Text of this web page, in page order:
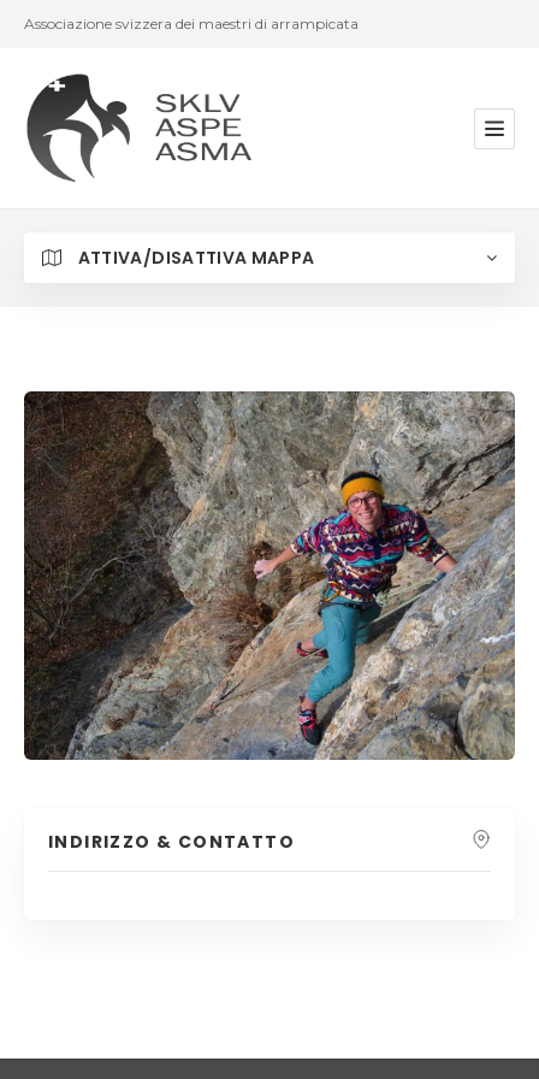
Associazione svizzera dei maestri di arrampicata
ATTIVA/DISATTIVA MAPPA
INDIRIZZO & CONTATTO